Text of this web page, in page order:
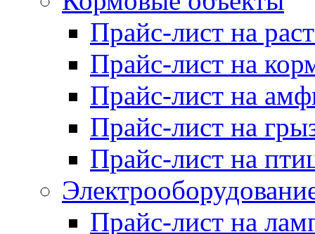
Прайс-лист на
Прайс-лист на
Прайс-лист на
Прайс-лист на
Прайс-лист на
Прайс-лист на